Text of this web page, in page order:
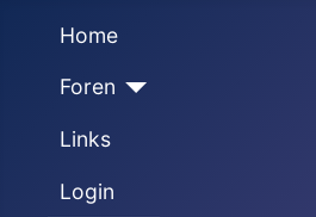
Home
Foren
Links
Login